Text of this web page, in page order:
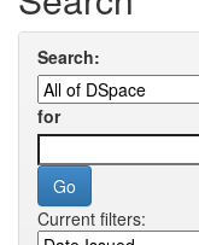
Search:
for
Current filters: